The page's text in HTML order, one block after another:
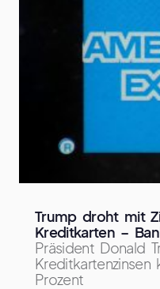
Trump droht mit
Kreditkarten –
Präsident Donald
Kreditkartenzinsen
Prozent